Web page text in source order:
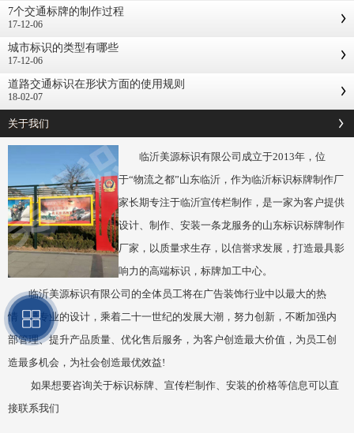
7个交通标牌的制作过程
17-12-06
城市标识的类型有哪些
17-12-06
道路交通标识在形状方面的使用规则
18-02-07
关于我们
临沂美源标识有限公司成立于2013年，位
于“物流之都”山东临沂，作为临沂标识标牌制作厂
家长期专注于临沂宣传栏制作，是一家为客户提供
设计、制作、安装一条龙服务的山东标识标牌制作
厂家，以质量求生存，以信誉求发展，打造最具影
响力的高端标识，标牌加工中心。
临沂美源标识有限公司的全体员工将在广告装饰行业中以最大的热
情，最专业的设计，乘着二十一世纪的发展大潮，努力创新，不断加强内
部管理、提升产品质量、优化售后服务，为客户创造最大价值，为员工创
造最多机会，为社会创造最优效益!
如果想要咨询关于标识标牌、宣传栏制作、安装的价格等信息可以直
接联系我们